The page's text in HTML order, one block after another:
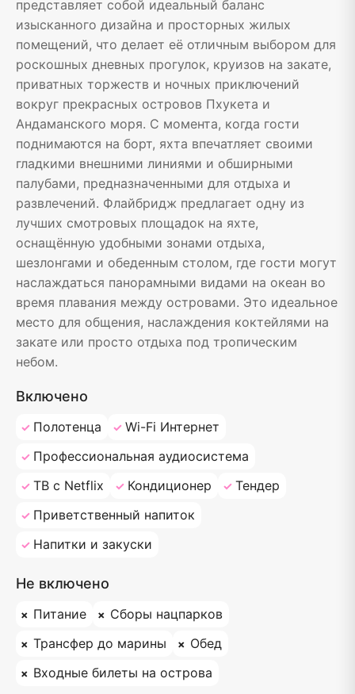
представляет собой идеальный баланс
изысканного дизайна и просторных жилых
помещений, что делает её отличным выбором для
роскошных дневных прогулок, круизов на закате,
приватных торжеств и ночных приключений
вокруг прекрасных островов Пхукета и
Андаманского моря. С момента, когда гости
поднимаются на борт, яхта впечатляет своими
гладкими внешними линиями и обширными
палубами, предназначенными для отдыха и
развлечений. Флайбридж предлагает одну из
лучших смотровых площадок на яхте,
оснащённую удобными зонами отдыха,
шезлонгами и обеденным столом, где гости могут
наслаждаться панорамными видами на океан во
время плавания между островами. Это идеальное
место для общения, наслаждения коктейлями на
закате или просто отдыха под тропическим
небом.
Включено
Полотенца
Wi-Fi Интернет
Профессиональная аудиосистема
ТВ с Netflix
Кондиционер
Тендер
Приветственный напиток
Напитки и закуски
Не включено
Питание
Сборы нацпарков
Трансфер до марины
Обед
Входные билеты на острова